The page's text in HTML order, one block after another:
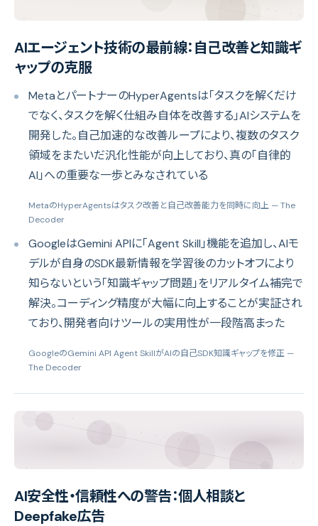
AIエージェント技術の最前線：自己改善と知識ギ
ャップの克服
MetaとパートナーのHyperAgentsは「タスクを解くだけ
でなく、タスクを解く仕組み自体を改善する」AIシステムを
開発した。自己加速的な改善ループにより、複数のタスク
領域をまたいだ汎化性能が向上しており、真の「自律的
AI」への重要な一歩とみなされている
MetaのHyperAgentsはタスク改善と自己改善能力を同時に向上 — The
Decoder
GoogleはGemini APIに「Agent Skill」機能を追加し、AIモ
デルが自身のSDK最新情報を学習後のカットオフにより
知らないという「知識ギャップ問題」をリアルタイム補完で
解決。コーディング精度が大幅に向上することが実証され
ており、開発者向けツールの実用性が一段階高まった
GoogleのGemini API Agent SkillがAIの自己SDK知識ギャップを修正 —
The Decoder
AI安全性・信頼性への警告：個人相談と
Deepfake広告